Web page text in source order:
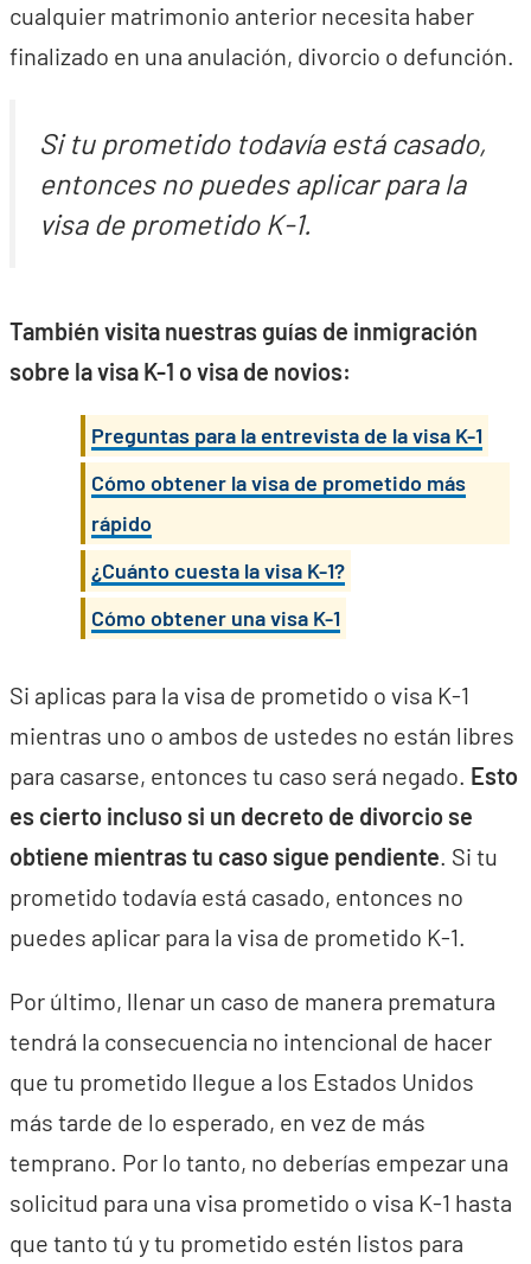
cualquier matrimonio anterior necesita haber
finalizado en una anulación, divorcio o defunción.
Si tu prometido todavía está casado,
entonces no puedes aplicar para la
visa de prometido K-1.
También visita nuestras guías de inmigración
sobre la visa K-1 o visa de novios:
Preguntas para la entrevista de la visa K-1
Cómo obtener la visa de prometido más
rápido
¿Cuánto cuesta la visa K-1?
Cómo obtener una visa K-1
Si aplicas para la visa de prometido o visa K-1
mientras uno o ambos de ustedes no están libres
para casarse, entonces tu caso será negado. Esto
es cierto incluso si un decreto de divorcio se
obtiene mientras tu caso sigue pendiente. Si tu
prometido todavía está casado, entonces no
puedes aplicar para la visa de prometido K-1.
Por último, llenar un caso de manera prematura
tendrá la consecuencia no intencional de hacer
que tu prometido llegue a los Estados Unidos
más tarde de lo esperado, en vez de más
temprano. Por lo tanto, no deberías empezar una
solicitud para una visa prometido o visa K-1 hasta
que tanto tú y tu prometido estén listos para